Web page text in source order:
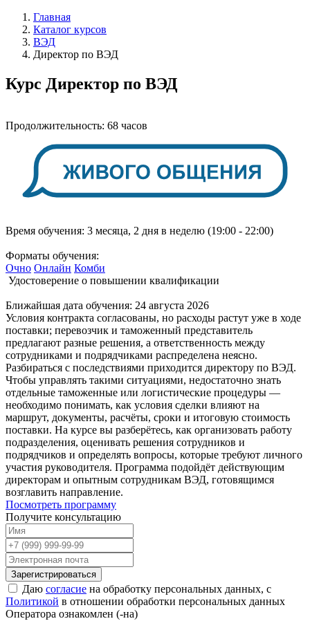
Главная
Каталог курсов
ВЭД
Директор по ВЭД
Курс Директор по ВЭД
Продолжительность: 68 часов
Время обучения: 3 месяца, 2 дня в неделю (19:00 - 22:00)
Форматы обучения:
Очно Онлайн Комби
Удостоверение о повышении квалификации
Ближайшая дата обучения: 24 августа 2026
Условия контракта согласованы, но расходы растут уже в ходе
поставки; перевозчик и таможенный представитель
предлагают разные решения, а ответственность между
сотрудниками и подрядчиками распределена неясно.
Разбираться с последствиями приходится директору по ВЭД.
Чтобы управлять такими ситуациями, недостаточно знать
отдельные таможенные или логистические процедуры —
необходимо понимать, как условия сделки влияют на
маршрут, документы, расчёты, сроки и итоговую стоимость
поставки. На курсе вы разберётесь, как организовать работу
подразделения, оценивать решения сотрудников и
подрядчиков и определять вопросы, которые требуют личного
участия руководителя. Программа подойдёт действующим
директорам и опытным сотрудникам ВЭД, готовящимся
возглавить направление.
Посмотреть программу
Получите консультацию
Зарегистрироваться
Даю согласие на обработку персональных данных, с
Политикой в отношении обработки персональных данных
Оператора ознакомлен (-на)